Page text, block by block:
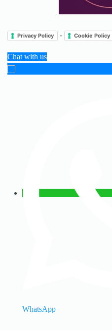
Privacy Policy - Cookie Policy
Chat with us
WhatsApp